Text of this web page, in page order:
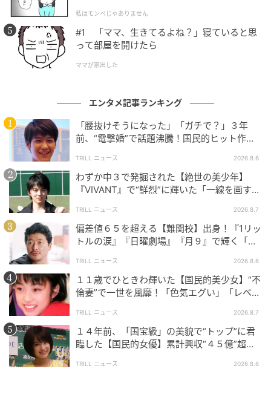
「料理以外は全部好き」 生田斗真が明かした
意外な弱点と等身大の夫婦像
も多いですが、時折語られるエピソードからは、互い
に協力し合う理想的な関係性が透けて見えます。家事
について生田さんは、2021年に放送されたトーク番組
『ボクらの時代』で意外な弱点を明かしました
掃除も好きだし、洗濯も好きだし、洗い物も好きだし。料理だ
けが苦手なんで
出典：フジテレビ系『ボクらの時代』（2021年11月14日放送）
身の回りのことは完璧にこなせるものの、料理だけは
パートナーの力を借りたいというチャーミングな一面
を見せた生田さん。お互いに家事は分担しつつも、清
野さんは料理で生田さんの胃袋をガッチリと掴んでい
るのかもしれません。
2022年に待望の第一子が誕生し、母親となった清野さ
私はモンペじゃありません
#1 「ママ、生きてるよね？」寝ていると思
って部屋を開けたら
ママが家出した
エンタメ記事ランキング
「腰抜けそうになった」「ガチで？」３年
前、“電撃婚”で話題沸騰！国民的ヒット作
TRILL ニュース 2026.8.6
わずか中３で発掘された【絶世の美少年】
『VIVANT』で“鮮烈”に輝いた「一線を画す」
TRILL ニュース 2026.8.7
偏差値６５を超える【難関校】出身！『1リッ
トルの涙』『日曜劇場』『月９』で輝く「別
TRILL ニュース 2026.8.6
１１歳でひときわ輝いた【国民的美少女】“不
倫妻”で一世を風靡！「色気エグい」「レベ
TRILL ニュース 2026.8.7
１４年前、「国宝級」の美貌で“トップ”に君
臨した【国民的女優】累計興収“４５億”超
TRILL ニュース 2026.8.6